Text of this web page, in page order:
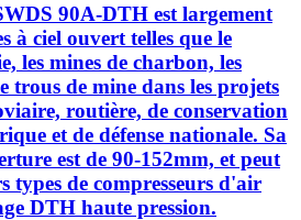
90A-DTH est largement
à ciel ouvert telles que le
les mines de charbon, les
trous de mine dans les projets
routière, de conservation
et de défense nationale. Sa
est de 90-152mm, et peut
types de compresseurs d'air
DTH haute pression.